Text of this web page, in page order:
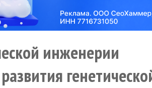
инженерии